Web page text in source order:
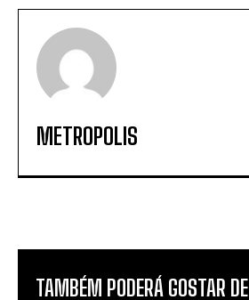
METROPOLIS
TAMBÉM PODERÁ GOSTAR DE